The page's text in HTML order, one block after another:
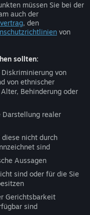
müssen Sie bei der
auch der
, den
von
sollten:
von
von ethnischer
Behinderung oder
realer
nicht durch
sind
Aussagen
sind oder für die Sie
Gerichtsbarkeit
sind